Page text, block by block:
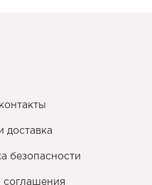
доставка
безопасности
соглашения